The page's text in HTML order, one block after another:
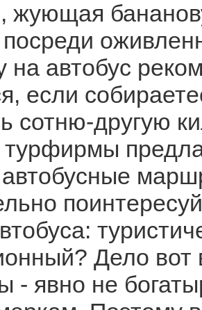
жующая
посреди
на автобус
если
сотню-другую
турфирмы
Дело вот
- явно не